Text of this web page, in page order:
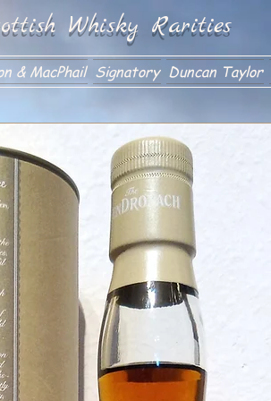
Whisky Rarities
& MacPhail Signatory Duncan Taylor